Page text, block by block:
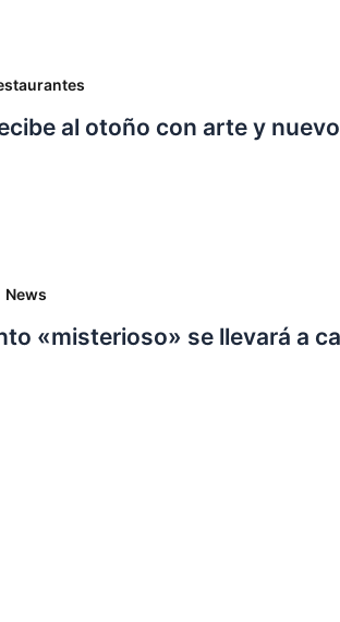
al otoño con arte y
News
«misterioso» se llevará a